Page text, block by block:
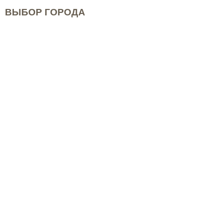
ВЫБОР ГОРОДА